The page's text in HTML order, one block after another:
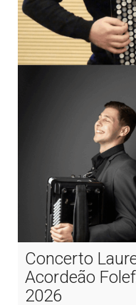
Concerto
Acordeão
2026